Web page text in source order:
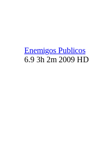
Enemigos Publicos
6.9 3h 2m 2009 HD